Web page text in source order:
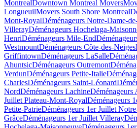
MontrealDowntown Montreal Movers
LongueuilMovers South Shore Montreal
Mont-RoyalDéménageurs Notre-Dame-
VillerayDéménageurs Hochelaga-
HenriDéménageurs Mile-End
WestmountDéménageurs Côte-des-Neiges
GriffintownDéménageurs LaSalle
AhuntsicDéménageurs Outremont
VerdunDéménageurs Petite-Italie
CharlesDéménageurs Saint-Léonard
NordDéménageurs LachineDéménageurs
Juillet Plateau-Mont-RoyalDéménageurs
Petite-PatrieDéménageurs 1er Juillet
GrâceDéménageurs 1er Juillet Villeray